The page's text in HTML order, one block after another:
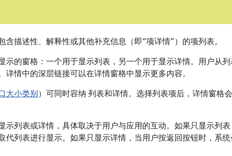
描述性、解释性或其他补充信息（即“项详情”）的项列表。
示的窗格：一个用于显示列表，另一个用于显示详情。用户从
情中的深层链接可以在详情窗格中显示更多内容。
大小类别）可同时容纳 列表和详情。选择列表项后，详情窗格
示列表或详情，具体取决于用户与应用的互动。如果只显示列
代列表进行显示。如果只显示详情，当用户按返回按钮时，系